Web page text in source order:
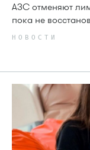
АЗС отменяют
пока не
НОВОСТИ